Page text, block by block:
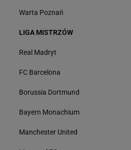
Warta Poznań
LIGA MISTRZÓW
Real Madryt
FC Barcelona
Borussia Dortmund
Bayern Monachium
Manchester United